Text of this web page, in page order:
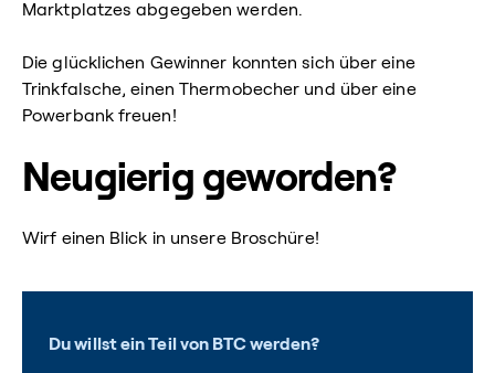
Marktplatzes abgegeben werden.
Die glücklichen Gewinner konnten sich über eine
Trinkfalsche, einen Thermobecher und über eine
Powerbank freuen!
Neugierig geworden?
Wirf einen Blick in unsere Broschüre!
Du willst ein Teil von BTC werden?